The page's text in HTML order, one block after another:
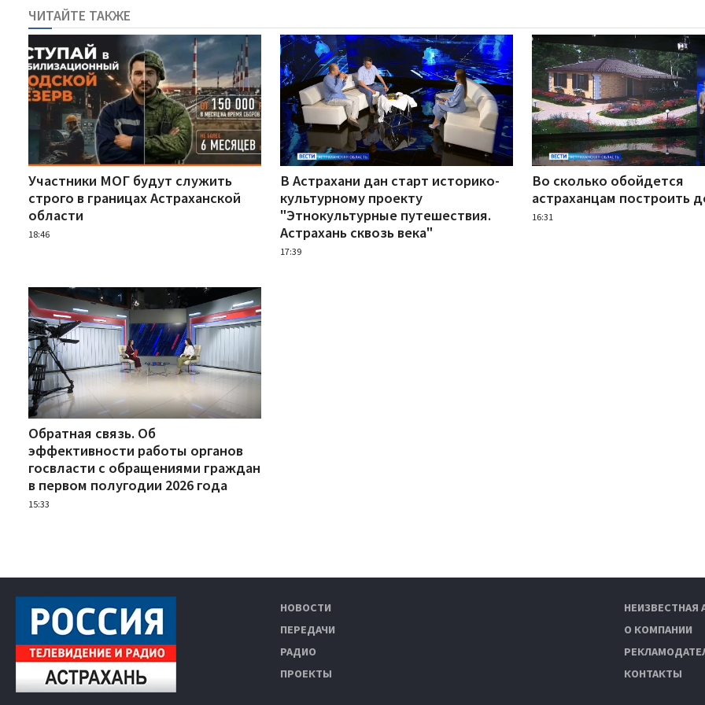
ЧИТАЙТЕ ТАКЖЕ
Участники МОГ будут служить
строго в границах Астраханской
области
18:46
В Астрахани дан старт историко-
культурному проекту
"Этнокультурные путешествия.
Астрахань сквозь века"
17:39
Во сколько обойдется
астраханцам построить
16:31
Обратная связь. Об
эффективности работы органов
госвласти с обращениями граждан
в первом полугодии 2026 года
15:33
НОВОСТИ
ПЕРЕДАЧИ
РАДИО
ПРОЕКТЫ
НЕИЗВЕСТНАЯ
О КОМПАНИИ
КОНТАКТЫ